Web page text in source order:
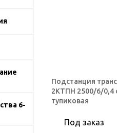
6-
Подстанция
2КТПН 2500/6/0,4
тупиковая
Под заказ